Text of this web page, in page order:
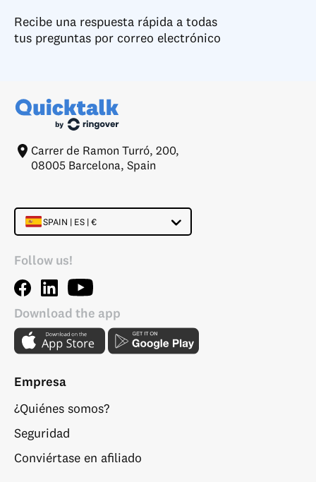
Recibe una respuesta rápida a todas
tus preguntas por correo electrónico
Carrer de Ramon Turró, 200,
08005 Barcelona, Spain
SPAIN | ES | €
Follow us!
Download the app
Empresa
¿Quiénes somos?
Seguridad
Conviértase en afiliado